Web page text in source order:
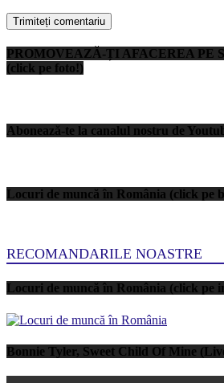
PROMOVEAZĂ-ȚI AFACEREA PE
(click pe foto!)
Abonează-te la canalul nostru de
Locuri de muncă în România (click pe
RECOMANDARILE NOASTRE
Locuri de muncă în România (click pe
Bonnie Tyler, Sweet Child Of Mine